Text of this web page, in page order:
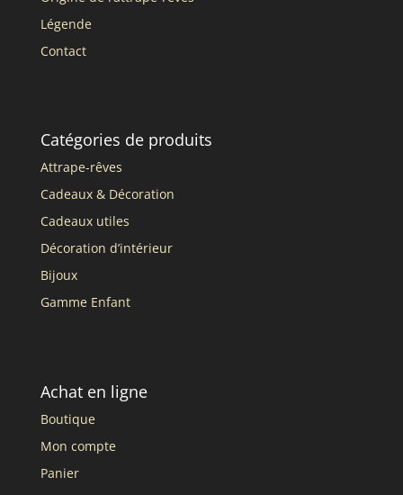
Légende
Contact
Catégories de produits
Attrape-rêves
Cadeaux & Décoration
Cadeaux utiles
Décoration d’intérieur
Bijoux
Gamme Enfant
Achat en ligne
Boutique
Mon compte
Panier